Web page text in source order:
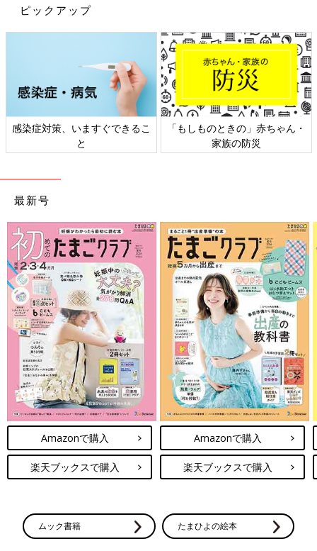
ピックアップ
感染症対策、いますぐできるこ
と
「もしものときの」赤ちゃん・
家族の防災
最新号
Amazonで購入
楽天ブックスで購入
Amazonで購入
楽天ブックスで購入
ムック書籍 たまひよの絵本